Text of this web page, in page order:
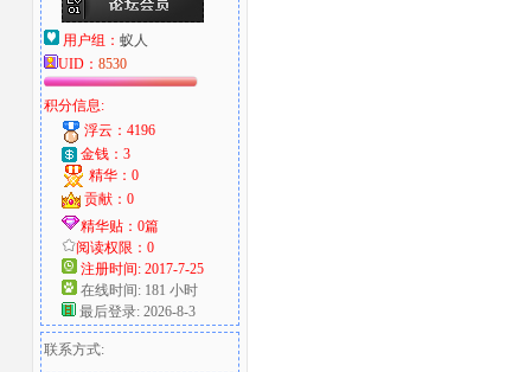
用户组： 蚁人
UID： 8530
积分信息:
浮云：4196
金钱：3
精华：0
贡献：0
精华贴：0篇
阅读权限：0
注册时间: 2017-7-25
在线时间: 181 小时
最后登录: 2026-8-3
联系方式: